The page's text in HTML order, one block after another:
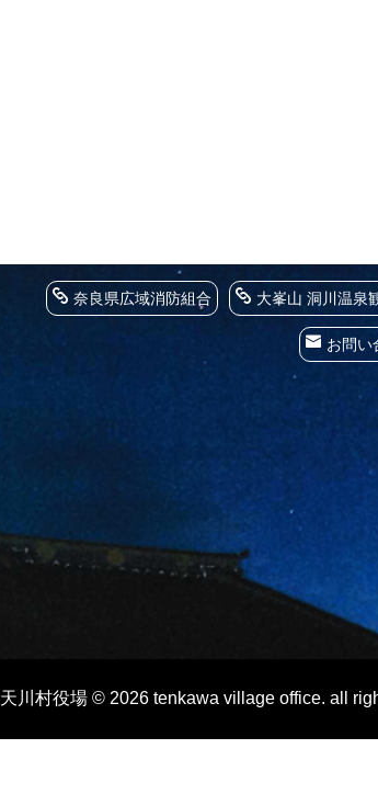
大峯山 洞川温泉
奈良県広域消防組合
お問い
天川村役場 © 2026 tenkawa village office. all